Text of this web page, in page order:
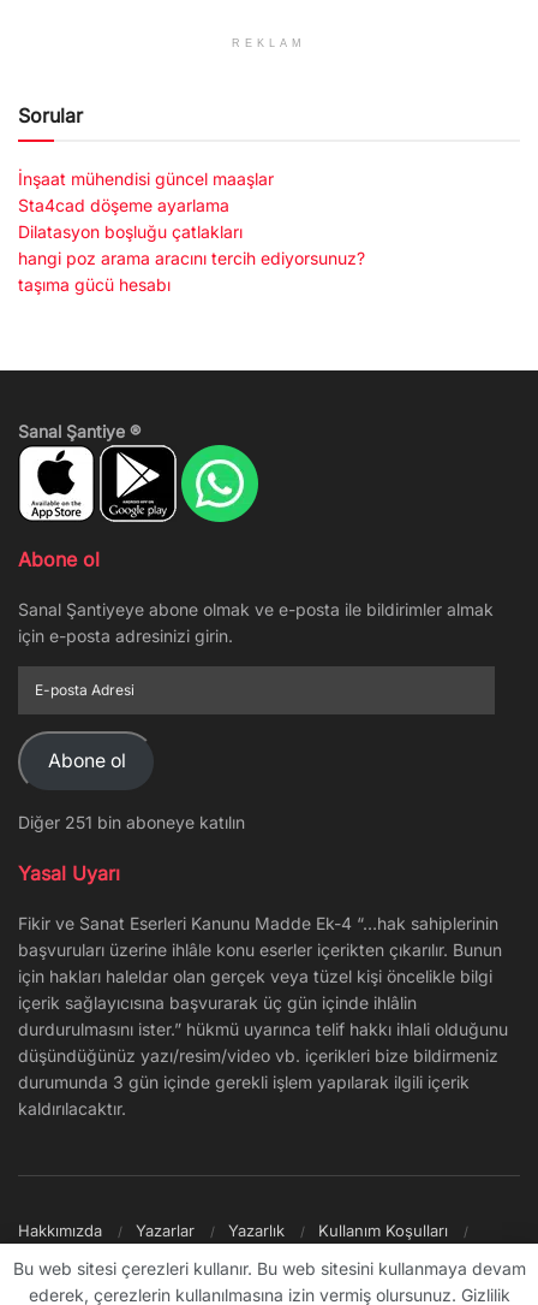
REKLAM
Sorular
İnşaat mühendisi güncel maaşlar
Sta4cad döşeme ayarlama
Dilatasyon boşluğu çatlakları
hangi poz arama aracını tercih ediyorsunuz?
taşıma gücü hesabı
Sanal Şantiye ®
Abone ol
Sanal Şantiyeye abone olmak ve e-posta ile bildirimler almak
için e-posta adresinizi girin.
posta
Adresi
Abone ol
Diğer 251 bin aboneye katılın
Yasal Uyarı
Fikir ve Sanat Eserleri Kanunu Madde Ek-4 “…hak sahiplerinin
başvuruları üzerine ihlâle konu eserler içerikten çıkarılır. Bunun
için hakları haleldar olan gerçek veya tüzel kişi öncelikle bilgi
içerik sağlayıcısına başvurarak üç gün içinde ihlâlin
durdurulmasını ister.” hükmü uyarınca telif hakkı ihlali olduğunu
düşündüğünüz yazı/resim/video vb. içerikleri bize bildirmeniz
durumunda 3 gün içinde gerekli işlem yapılarak ilgili içerik
kaldırılacaktır.
Hakkımızda Yazarlar Yazarlık
Kullanım Koşulları
© 2009 - ∞ Sanal Şantiye
Bu web sitesi çerezleri kullanır. Bu web sitesini kullanmaya devam
ederek, çerezlerin kullanılmasına izin vermiş olursunuz. Gizlilik